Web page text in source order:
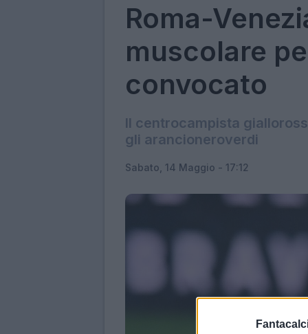
Roma-
muscolare
convocato
Il centrocampista
gli arancioneroverdi
Sabato, 14 Maggio - 17:12